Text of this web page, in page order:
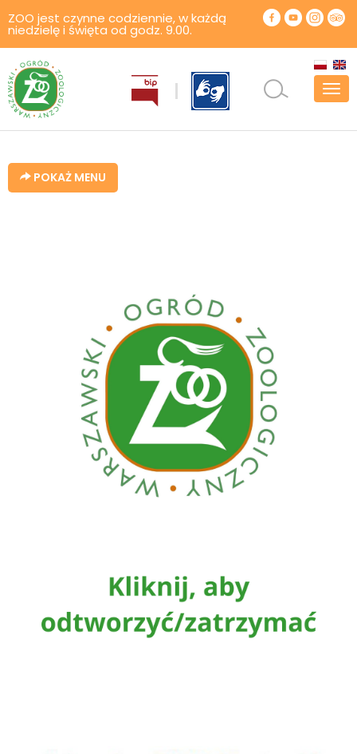
ZOO jest czynne codziennie, w każdą
niedzielę i święta od godz. 9.00.
POKAŻ MENU